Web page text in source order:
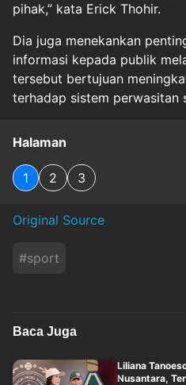
pihak,” kata Erick Thohir.
Dia juga menekankan
informasi kepada publik
tersebut bertujuan
terhadap sistem perwasitan
Halaman
1 2 3
Original Source
#sport
Baca Juga
Liliana
Nusantara,